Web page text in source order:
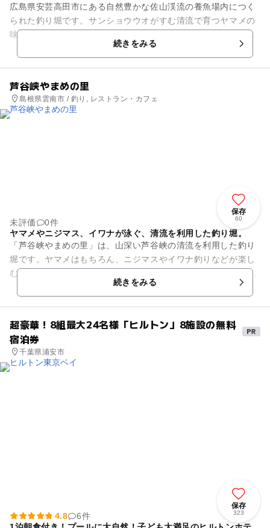
広島県安芸高田市にある自然豊かな佐山渓流の養魚場内につく
られた釣り堀です。サンショウウオがすむ清流で育つヤマメの
味は最高です。一時間釣り放題のシステムです。釣りの後は、
焼き代が別途必要になります...続きをみる
芦谷峡やまめの里
島根県雲南市 / 釣り, レストラン・カフェ
保存
60
未評価
0件
ヤマメやニジマス、イワナが泳ぐ、清流を利用した釣り堀。
「芦谷峡やまめの里」は、山深い芦谷峡の清流を利用した釣り
堀です。ヤマメはもちろん、ニジマスやイワナ釣りなどが楽し
むことができ、釣竿1本にエサやバケツの貸し出しも付いて300
続きをみる
超豪華！8組最大24名様「ヒルトン」8施設の無料
宿泊券
千葉県浦安市
保存
323
4.8
6件